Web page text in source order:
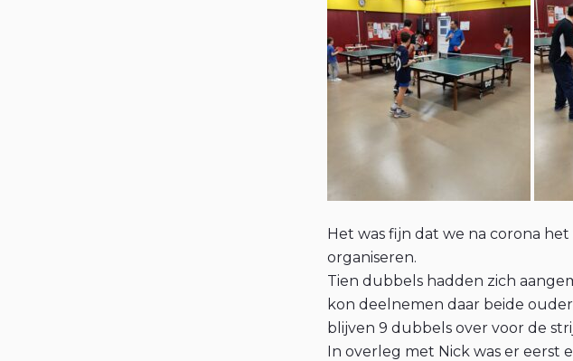
Het was fijn dat we na corona
organiseren.
Tien dubbels hadden zich
kon deelnemen daar beide
blijven 9 dubbels over voor de
In overleg met Nick was er eerst